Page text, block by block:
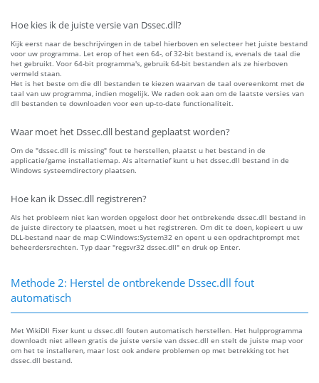
Hoe kies ik de juiste versie van Dssec.dll?
Kijk eerst naar de beschrijvingen in de tabel hierboven en selecteer het juiste bestand
voor uw programma. Let erop of het een 64-, of 32-bit bestand is, evenals de taal die
het gebruikt. Voor 64-bit programma's, gebruik 64-bit bestanden als ze hierboven
vermeld staan.
Het is het beste om die dll bestanden te kiezen waarvan de taal overeenkomt met de
taal van uw programma, indien mogelijk. We raden ook aan om de laatste versies van
dll bestanden te downloaden voor een up-to-date functionaliteit.
Waar moet het Dssec.dll bestand geplaatst worden?
Om de "dssec.dll is missing" fout te herstellen, plaatst u het bestand in de
applicatie/game installatiemap. Als alternatief kunt u het dssec.dll bestand in de
Windows systeemdirectory plaatsen.
Hoe kan ik Dssec.dll registreren?
Als het probleem niet kan worden opgelost door het ontbrekende dssec.dll bestand in
de juiste directory te plaatsen, moet u het registreren. Om dit te doen, kopieert u uw
DLL-bestand naar de map C:Windows:System32 en opent u een opdrachtprompt met
beheerdersrechten. Typ daar "regsvr32 dssec.dll" en druk op Enter.
Methode 2: Herstel de ontbrekende Dssec.dll fout
automatisch
Met WikiDll Fixer kunt u dssec.dll fouten automatisch herstellen. Het hulpprogramma
downloadt niet alleen gratis de juiste versie van dssec.dll en stelt de juiste map voor
om het te installeren, maar lost ook andere problemen op met betrekking tot het
dssec.dll bestand.